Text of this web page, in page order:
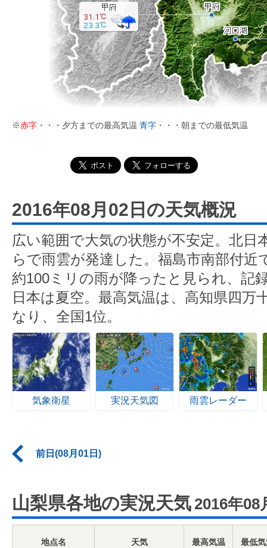
※赤字 ・・・夕方までの最高気温 青字 ・・・朝までの最低気温
2016年08月02日の天気概況
広い範囲で大気の状態が不安定。北日
らで雨雲が発達した。福島市南部付近
約100ミリの雨が降ったと見られ、記
日本は夏空。最高気温は、高知県四万
なり、全国1位。
気象衛星 実況天気図 雨雲レーダー
前日(08月01日)
山梨県各地の実況天気 2016年08
地点名 天気 最高気温 最低